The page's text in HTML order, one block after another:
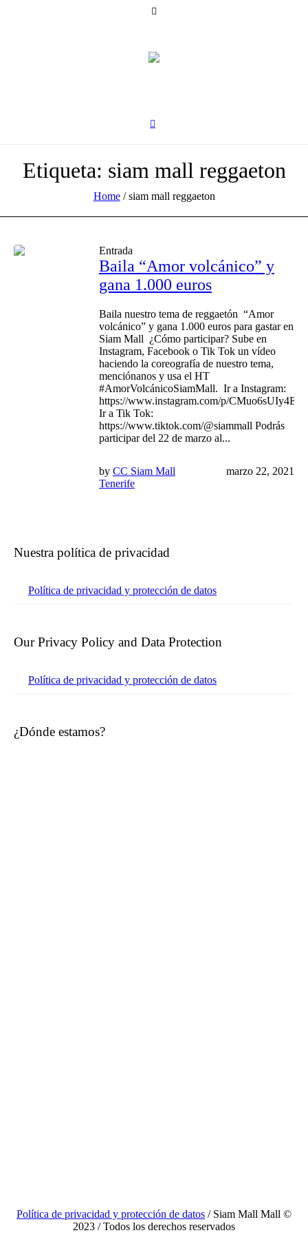
Etiqueta: siam mall reggaeton
Home /siam mall reggaeton
Entrada
Baila “Amor volcánico” y
gana 1.000 euros
Baila nuestro tema de reggaetón “Amor
volcánico” y gana 1.000 euros para gastar en
Siam Mall ¿Cómo participar? Sube en
Instagram, Facebook o Tik Tok un vídeo
haciendo la coreografía de nuestro tema,
menciónanos y usa el HT
#AmorVolcánicoSiamMall. Ir a Instagram:
https://www.instagram.com/p/CMuo6sUIy4E/
Ir a Tik Tok:
https://www.tiktok.com/@siammall Podrás
participar del 22 de marzo al...
marzo 22, 2021
by CC Siam Mall
Tenerife
Nuestra política de privacidad
Política de privacidad y protección de datos
Our Privacy Policy and Data Protection
Política de privacidad y protección de datos
¿Dónde estamos?
Política de privacidad y protección de datos / Siam Mall Mall ©
2023 / Todos los derechos reservados